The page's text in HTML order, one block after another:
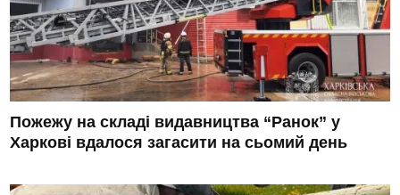
Пожежу на складі видавництва “Ранок” у
Харкові вдалося загасити на сьомий день